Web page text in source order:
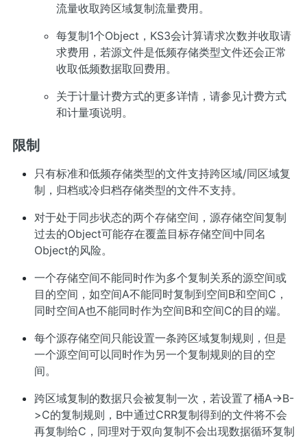
流量收取跨区域复制流量费用。
每复制1个Object，KS3会计算请求次数并收取请
求费用，若源文件是低频存储类型文件还会正常
收取低频数据取回费用。
关于计量计费方式的更多详情，请参见计费方式
和计量项说明。
限制
只有标准和低频存储类型的文件支持跨区域/同区域复
制，归档或冷归档存储类型的文件不支持。
对于处于同步状态的两个存储空间，源存储空间复制
过去的Object可能存在覆盖目标存储空间中同名
Object的风险。
一个存储空间不能同时作为多个复制关系的源空间或
目的空间，如空间A不能同时复制到空间B和空间C，
同时空间A也不能同时作为空间B和空间C的目的端。
每个源存储空间只能设置一条跨区域复制规则，但是
一个源空间可以同时作为另一个复制规则的目的空
间。
跨区域复制的数据只会被复制一次，若设置了桶A->B-
>C的复制规则，B中通过CRR复制得到的文件将不会
再复制给C，同理对于双向复制不会出现数据循环复制